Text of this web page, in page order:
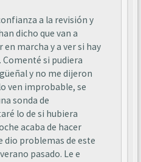
a la revisión y
dicho que van a
marcha y a ver si hay
si pudiera
y no me dijeron
ven improbable, se
sonda de
lo de si hubiera
acaba de hacer
dio problemas de este
pasado. Le e